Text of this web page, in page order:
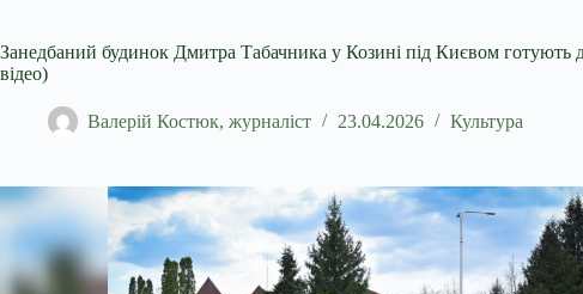
Занедбаний будинок Дмитра Табачника у Козині під Києвом готують
відео)
Валерій Костюк, журналіст 23.04.2026 Культура